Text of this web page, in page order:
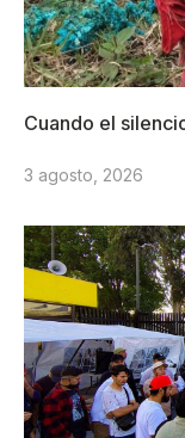
Cuando el
3 agosto, 2026